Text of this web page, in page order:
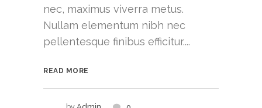
nec, maximus viverra metus.
Nullam elementum nibh nec
pellentesque finibus efficitur....
READ MORE